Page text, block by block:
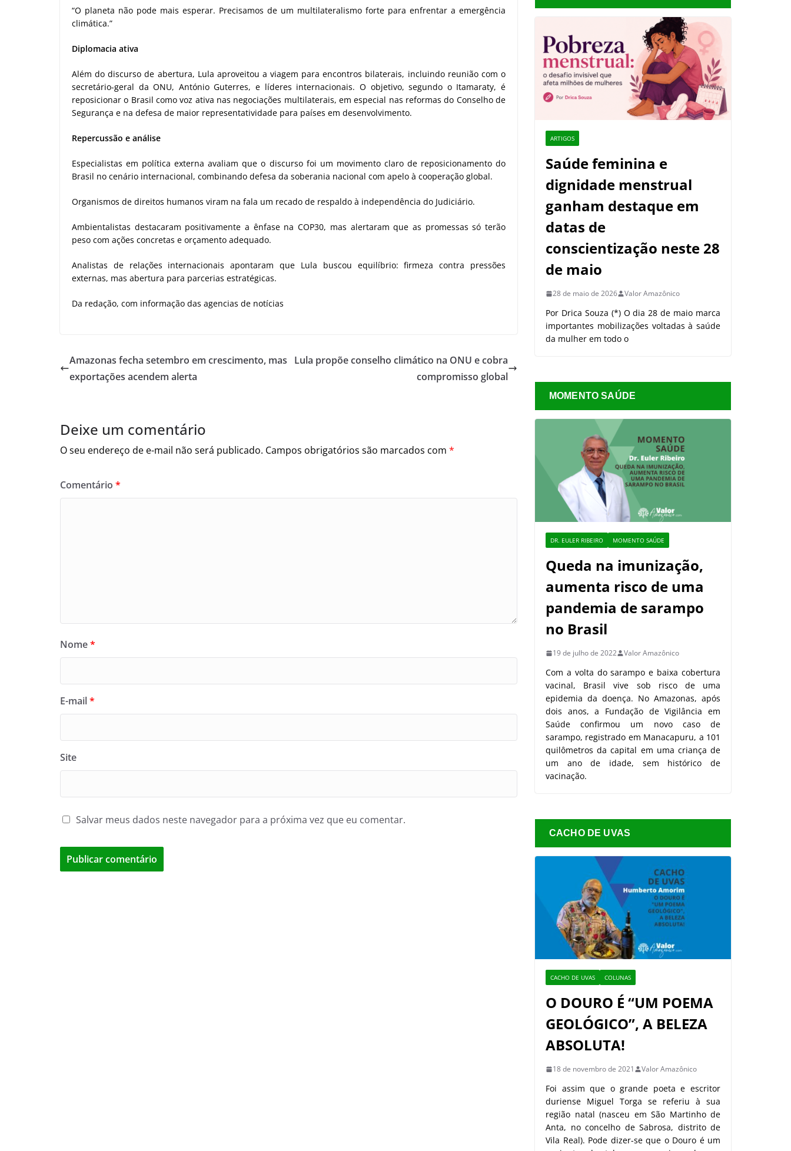
“O planeta não pode mais esperar. Precisamos de um multilateralismo forte para enfrentar a emergência
climática.”
Diplomacia ativa
Além do discurso de abertura, Lula aproveitou a viagem para encontros bilaterais, incluindo reunião com o
secretário-geral da ONU, António Guterres, e líderes internacionais. O objetivo, segundo o Itamaraty, é
reposicionar o Brasil como voz ativa nas negociações multilaterais, em especial nas reformas do Conselho de
Segurança e na defesa de maior representatividade para países em desenvolvimento.
Repercussão e análise
Especialistas em política externa avaliam que o discurso foi um movimento claro de reposicionamento do
Brasil no cenário internacional, combinando defesa da soberania nacional com apelo à cooperação global.
Organismos de direitos humanos viram na fala um recado de respaldo à independência do Judiciário.
Ambientalistas destacaram positivamente a ênfase na COP30, mas alertaram que as promessas só terão
peso com ações concretas e orçamento adequado.
Analistas de relações internacionais apontaram que Lula buscou equilíbrio: firmeza contra pressões
externas, mas abertura para parcerias estratégicas.
Da redação, com informação das agencias de notícias
Amazonas fecha setembro em crescimento, mas
exportações acendem alerta
Lula propõe conselho climático na ONU e cobra
compromisso global
Deixe um comentário
O seu endereço de e-mail não será publicado. Campos obrigatórios são marcados com *
Comentário *
Nome*
E-mail*
Site
Salvar meus dados neste navegador para a próxima vez que eu comentar.
ARTIGOS
Saúde feminina e
dignidade menstrual
ganham destaque em
datas de
conscientização neste 28
de maio
28 de maio de 2026 Valor Amazônico
Por Drica Souza (*) O dia 28 de maio marca
importantes mobilizações voltadas à saúde
da mulher em todo o
MOMENTO SAÚDE
DR. EULER RIBEIRO MOMENTO SAÚDE
Queda na imunização,
aumenta risco de uma
pandemia de sarampo
no Brasil
19 de julho de 2022 Valor Amazônico
Com a volta do sarampo e baixa cobertura
vacinal, Brasil vive sob risco de uma
epidemia da doença. No Amazonas, após
dois anos, a Fundação de Vigilância em
Saúde confirmou um novo caso de
sarampo, registrado em Manacapuru, a 101
quilômetros da capital em uma criança de
um ano de idade, sem histórico de
vacinação.
CACHO DE UVAS
CACHO DE UVAS COLUNAS
O DOURO É “UM POEMA
GEOLÓGICO”, A BELEZA
ABSOLUTA!
18 de novembro de 2021 Valor Amazônico
Foi assim que o grande poeta e escritor
duriense Miguel Torga se referiu à sua
região natal (nasceu em São Martinho de
Anta, no concelho de Sabrosa, distrito de
Vila Real). Pode dizer-se que o Douro é um